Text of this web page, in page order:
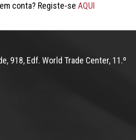
conta? Registe-se AQUI
918, Edf. World Trade Center, 11.º